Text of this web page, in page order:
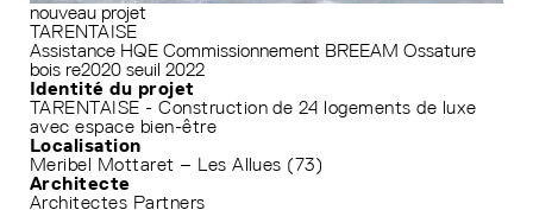
nouveau projet
TARENTAISE
Assistance HQE Commissionnement BREEAM Ossature
bois re2020 seuil 2022
Identité du projet
TARENTAISE - Construction de 24 logements de luxe
avec espace bien-être
Localisation
Meribel Mottaret – Les Allues (73)
Architecte
Architectes Partners